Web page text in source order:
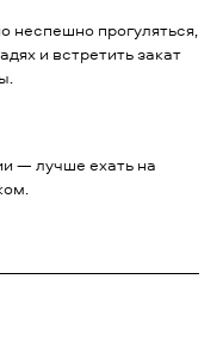
неспешно прогуляться,
и встретить закат
— лучше ехать на